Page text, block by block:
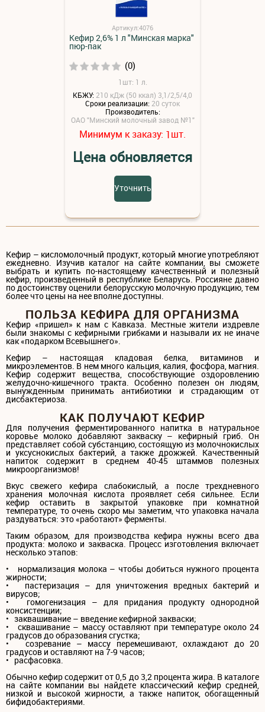
Артикул:4076
Кефир 2,6% 1 л "Минская марка"
пюр-пак
(0)
1шт: 1 л.
КБЖУ:210 кДж (50 ккал) 3,1/2,5/4,0
Сроки реализации:20 суток
Производитель:
ОАО "Минский молочный завод №1"
Минимум к заказу: 1шт.
Цена обновляется
Уточнить
Кефир – кисломолочный продукт, который многие употребляют
ежедневно. Изучив каталог на сайте компании, вы сможете
выбрать и купить по-настоящему качественный и полезный
кефир, произведенный в республике Беларусь. Россияне давно
по достоинству оценили белорусскую молочную продукцию, тем
более что цены на нее вполне доступны.
ПОЛЬЗА КЕФИРА ДЛЯ ОРГАНИЗМА
Кефир «пришел» к нам с Кавказа. Местные жители издревле
были знакомы с кефирными грибками и называли их не иначе
как «подарком Всевышнего».
Кефир – настоящая кладовая белка, витаминов и
микроэлементов. В нем много кальция, калия, фосфора, магния.
Кефир содержит вещества, способствующие оздоровлению
желудочно-кишечного тракта. Особенно полезен он людям,
вынужденным принимать антибиотики и страдающим от
дисбактериоза.
КАК ПОЛУЧАЮТ КЕФИР
Для получения ферментированного напитка в натуральное
коровье молоко добавляют закваску – кефирный гриб. Он
представляет собой субстанцию, состоящую из молочнокислых
и уксуснокислых бактерий, а также дрожжей. Качественный
напиток содержит в среднем 40-45 штаммов полезных
микроорганизмов!
Вкус свежего кефира слабокислый, а после трехдневного
хранения молочная кислота проявляет себя сильнее. Если
кефир оставить в закрытой упаковке при комнатной
температуре, то очень скоро мы заметим, что упаковка начала
раздуваться: это «работают» ферменты.
Таким образом, для производства кефира нужны всего два
продукта: молоко и закваска. Процесс изготовления включает
несколько этапов:
• нормализация молока – чтобы добиться нужного процента
жирности;
• пастеризация – для уничтожения вредных бактерий и
вирусов;
• гомогенизация – для придания продукту однородной
консистенции;
• заквашивание – введение кефирной закваски;
• сквашивание – массу оставляют при температуре около 24
градусов до образования сгустка;
• созревание – массу перемешивают, охлаждают до 20
градусов и оставляют на 7-9 часов;
• расфасовка.
Обычно кефир содержит от 0,5 до 3,2 процента жира. В каталоге
на сайте компании вы найдете классический кефир средней,
низкой и высокой жирности, а также напиток, обогащенный
бифидобактериями.